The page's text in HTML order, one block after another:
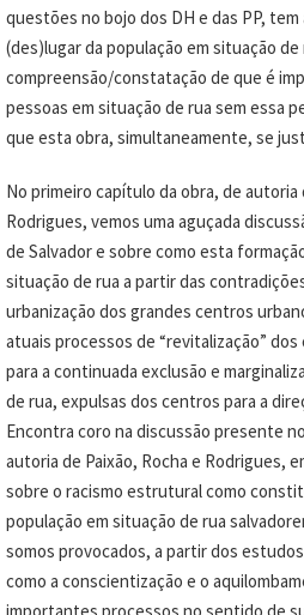
questões no bojo dos DH e das PP,
(des)lugar da população em situação
compreensão/constatação de que é
pessoas em situação de rua sem essa
que esta obra, simultaneamente, se
No primeiro capítulo da obra, de autoria
Rodrigues, vemos uma aguçada
de Salvador e sobre como esta
situação de rua a partir das
urbanização dos grandes centros
atuais processos de “revitalização”
para a continuada exclusão e
de rua, expulsas dos centros para a
Encontra coro na discussão presente
autoria de Paixão, Rocha e Rodrigues,
sobre o racismo estrutural como
população em situação de rua
somos provocados, a partir dos
como a conscientização e o